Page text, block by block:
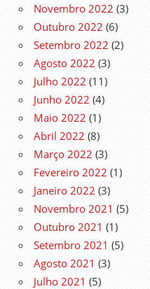
Novembro 2022 (3)
Outubro 2022 (6)
Setembro 2022 (2)
Agosto 2022 (3)
Julho 2022 (11)
Junho 2022 (4)
Maio 2022 (1)
Abril 2022 (8)
Março 2022 (3)
Fevereiro 2022 (1)
Janeiro 2022 (3)
Novembro 2021 (5)
Outubro 2021 (1)
Setembro 2021 (5)
Agosto 2021 (3)
Julho 2021 (5)